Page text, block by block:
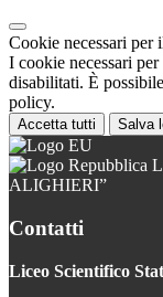
Cookie necessari per
I cookie necessari
disabilitati. È
policy.
Accetta tutti Salva
ALIGHIERI”
Contatti
Liceo Scientifico